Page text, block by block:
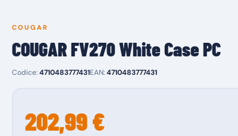
COUGAR
COUGAR FV270 White Case PC
Codice:4710483777431EAN:4710483777431
202,99 €